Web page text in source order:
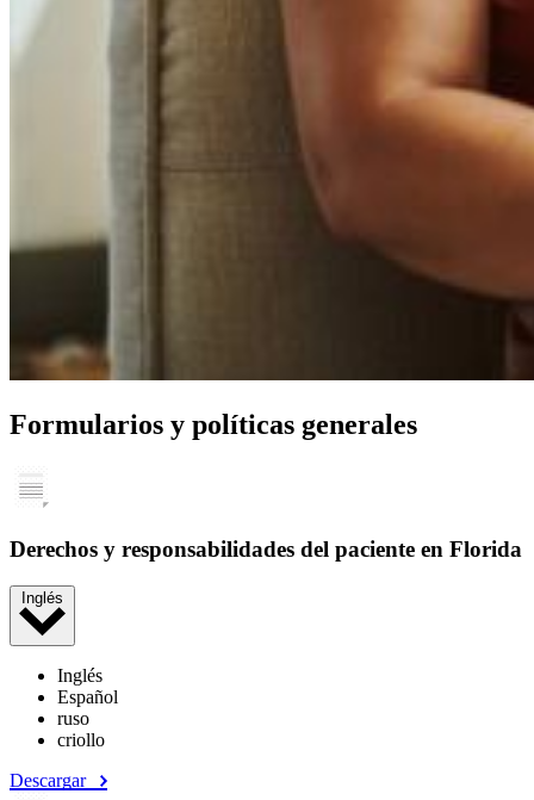
Formularios y políticas generales
Derechos y responsabilidades del paciente en Florida
Inglés
Inglés
Español
ruso
criollo
Descargar